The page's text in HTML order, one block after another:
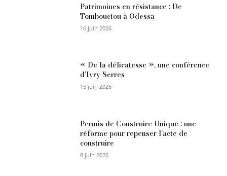
Patrimoines en résistance : De
Tombouctou à Odessa
16 juin 2026
« De la délicatesse », une conférence
d’Ivry Serres
15 juin 2026
Permis de Construire Unique : une
réforme pour repenser l’acte de
construire
8 juin 2026